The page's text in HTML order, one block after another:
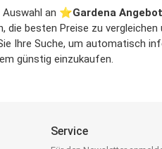
Auswahl an ⭐️Gardena
die besten Preise zu
Ihre Suche, um automatisch
günstig einzukaufen.
Service